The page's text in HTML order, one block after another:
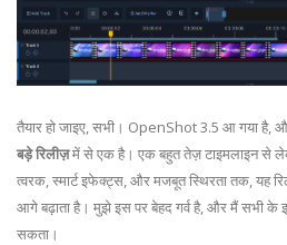
तैयार हो जाइए, सभी। OpenShot 3.5 आ गया है, और
बड़े रिलीज़में से एक है। एक बहुत तेज़ टाइमलाइन से
त्वरक, स्मार्ट इफेक्ट्स, और मजबूत स्थिरता तक, यह
आगे बढ़ाता है। मुझे इस पर बेहद गर्व है, और मैं सभी के
सकता।